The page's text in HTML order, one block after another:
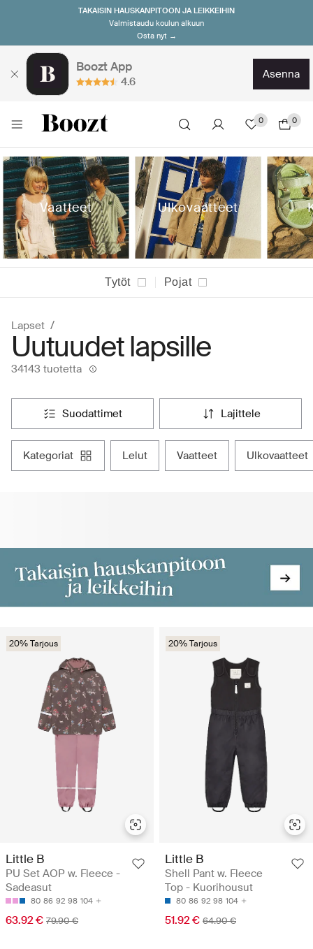
TAKAISIN HAUSKANPITOON JA LEIKKEIHIN
Valmistaudu koulun alkuun
Osta nyt →
Boozt App
4.6
asenna
0 0
Vaatteet Ulkovaatteet
Tytöt Pojat
Lapset
Uutuudet lapsille
34143 tuotetta
suodattimet lajittele
kategoriat lelut vaatteet ulkovaatteet
20% Tarjous
Little B
PU Set AOP w. Fleece -
Sadeasut
80 86 92 98 104
63.92 € 79.90 €
20% Tarjous
Little B
Shell Pant w. Fleece
Top - Kuorihousut
80 86 92 98 104
51.92 € 64.90 €